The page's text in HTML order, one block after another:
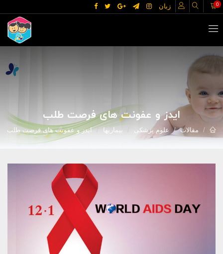
زبان 0
ایدز و عفونت های فرصت طلب
مقالات علوم پزشکی بیماریها ایدز و عفونت های فرصت طلب